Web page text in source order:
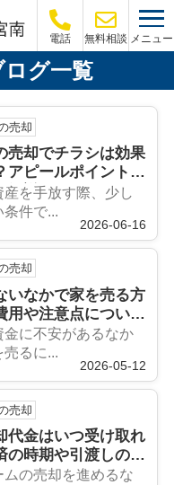
電話 無料相談 メニュー
グ一覧
売却
売却でチラシは効果
アピールポイントや
解説
産を手放す際、少し
条件で...
2026-06-16
売却
いなかで家を売る方
用や注意点について
金に不安があるなか
売るに...
2026-05-12
売却
代金はいつ受け取れ
の時期や引渡しの注
いても解説
ムの売却を進めるな